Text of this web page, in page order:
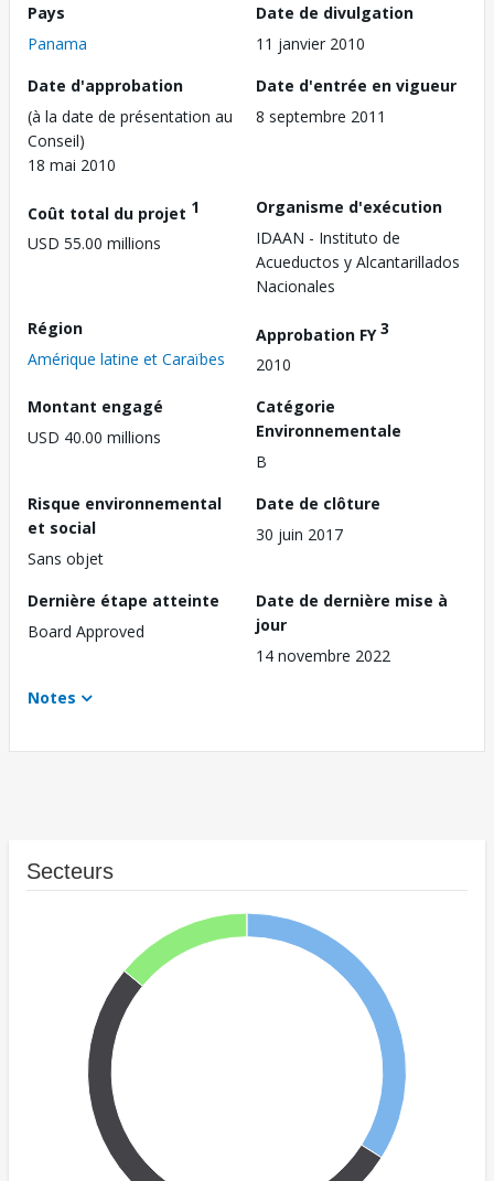
Pays
Panama
Date de divulgation
11 janvier 2010
Date d'approbation
(à la date de présentation au
Conseil)
18 mai 2010
Date d'entrée en vigueur
8 septembre 2011
Coût total du projet 1
USD 55.00 millions
Organisme d'exécution
IDAAN - Instituto de
Acueductos y Alcantarillados
Nacionales
Région
Amérique latine et Caraïbes
Approbation FY3
2010
Montant engagé
USD 40.00 millions
Catégorie
Environnementale
B
Risque environnemental
et social
Sans objet
Date de clôture
30 juin 2017
Dernière étape atteinte
Board Approved
Date de dernière mise à
jour
14 novembre 2022
Notes
Secteurs